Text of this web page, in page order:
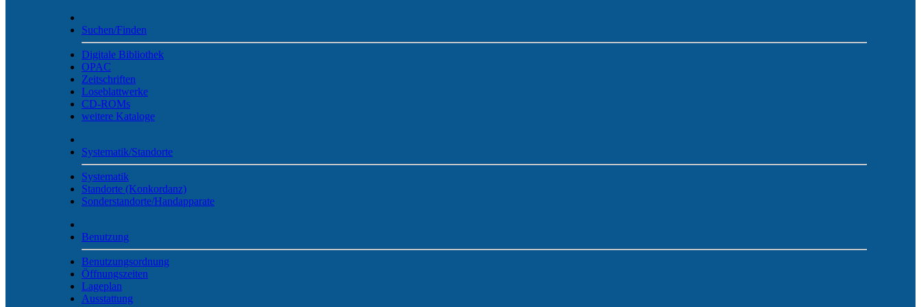
Suchen/Finden
Digitale Bibliothek
OPAC
Zeitschriften
Loseblattwerke
CD-ROMs
weitere Kataloge
Systematik/Standorte
Systematik
Standorte (Konkordanz)
Sonderstandorte/Handapparate
Benutzung
Benutzungsordnung
Öffnungszeiten
Lageplan
Ausstattung